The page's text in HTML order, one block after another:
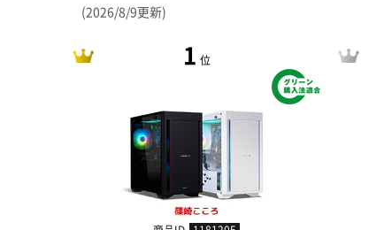
(2026/8/9更新)
1 位